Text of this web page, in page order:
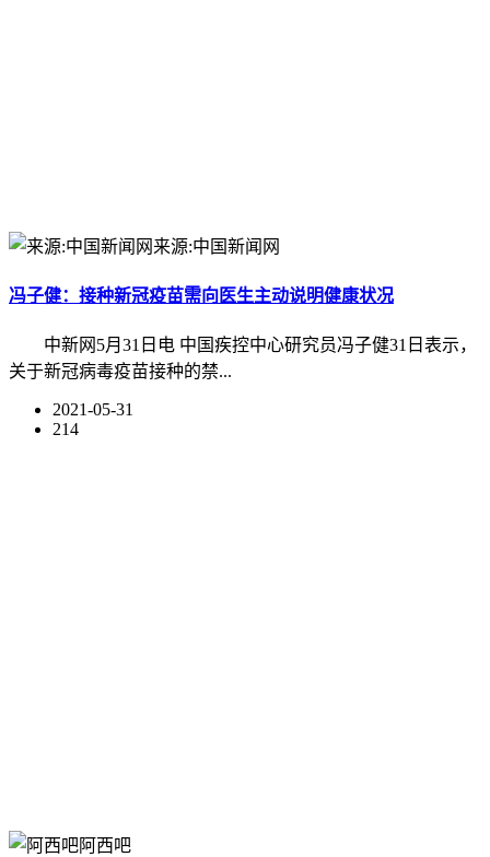
来源:中国新闻网
冯子健：接种新冠疫苗需向医生主动说明健康状况
中新网5月31日电 中国疾控中心研究员冯子健31日表示，
关于新冠病毒疫苗接种的禁...
2021-05-31
214
阿西吧